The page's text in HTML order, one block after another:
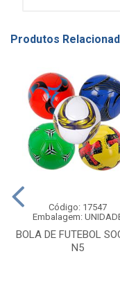
Produtos
BOLA DE FUTEBOL
N5
Código: 17547
Embalagem: